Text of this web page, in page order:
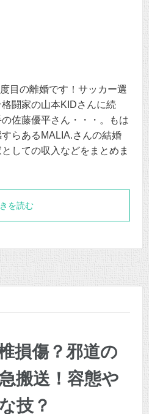
目の離婚です！サッカー選
闘家の山本KIDさんに続
佐藤優平さん・・・。もは
らあるMALIA.さんの結婚
しての収入などをまとめま
を読む
損傷？邪道の
搬送！容態や
技？